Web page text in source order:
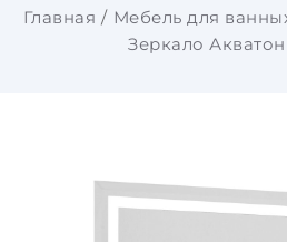
Главная Мебель для
Зеркало